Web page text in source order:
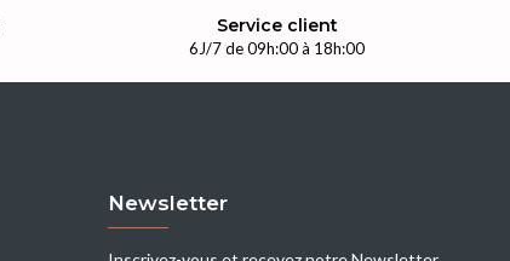
Service client
6J/7 de 09h:00 à 18h:00
Newsletter